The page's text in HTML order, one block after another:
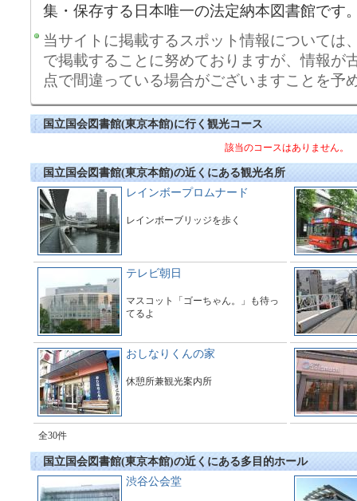
集・保存する日本唯一の法定納本図書館です
当サイトに掲載するスポット情報については
で掲載することに努めておりますが、情報が
点で間違っている場合がございますことを予
国立国会図書館(東京本館)に行く観光コース
該当のコースはありません。
国立国会図書館(東京本館)の近くにある観光名所
レインボープロムナード
レインボーブリッジを歩く
テレビ朝日
マスコット「ゴーちゃん。」も待っ
てるよ
おしなりくんの家
休憩所兼観光案内所
全30件
国立国会図書館(東京本館)の近くにある多目的ホール
渋谷公会堂